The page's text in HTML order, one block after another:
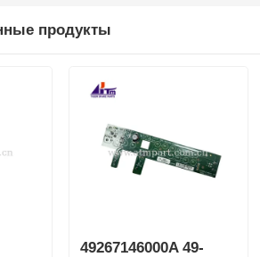
продукты
49267146000A 49-